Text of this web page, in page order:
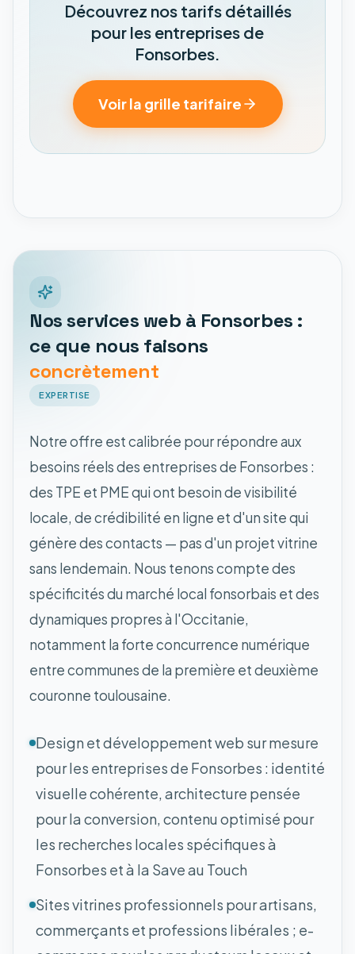
Découvrez nos tarifs détaillés
pour les entreprises de
Fonsorbes.
Voir la grille tarifaire
Nos services web à Fonsorbes :
ce que nous faisons
concrètement
EXPERTISE
Notre offre est calibrée pour répondre aux
besoins réels des entreprises de Fonsorbes :
des TPE et PME qui ont besoin de visibilité
locale, de crédibilité en ligne et d'un site qui
génère des contacts — pas d'un projet vitrine
sans lendemain. Nous tenons compte des
spécificités du marché local fonsorbais et des
dynamiques propres à l'Occitanie,
notamment la forte concurrence numérique
entre communes de la première et deuxième
couronne toulousaine.
Design et développement web sur mesure
pour les entreprises de Fonsorbes : identité
visuelle cohérente, architecture pensée
pour la conversion, contenu optimisé pour
les recherches locales spécifiques à
Fonsorbes et à la Save au Touch
Sites vitrines professionnels pour artisans,
commerçants et professions libérales ; e-